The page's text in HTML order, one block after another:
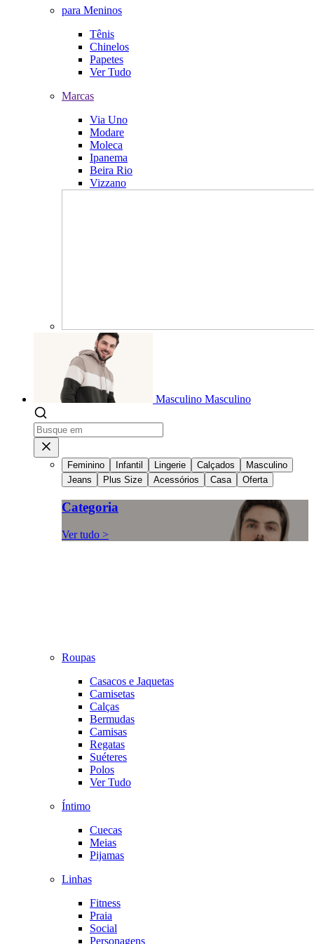
para Meninos
Tênis
Chinelos
Papetes
Ver Tudo
Marcas
Via Uno
Modare
Moleca
Ipanema
Beira Rio
Vizzano
Masculino Masculino
Feminino Infantil Lingerie Calçados
Masculino
Jeans
Plus Size Acessórios Casa Oferta
Categoria
Ver tudo >
Roupas
Casacos e Jaquetas
Camisetas
Calças
Bermudas
Camisas
Regatas
Suéteres
Polos
Ver Tudo
Íntimo
Cuecas
Meias
Pijamas
Linhas
Fitness
Praia
Social
Personagens